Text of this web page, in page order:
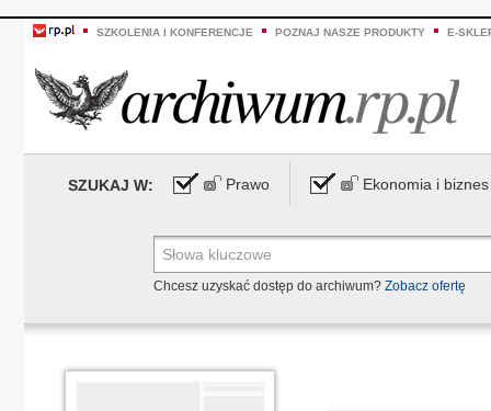
SZKOLENIA I KONFERENCJE POZNAJ NASZE PRODUKTY E-
SZUKAJ W: Prawo Ekonomia i biznes
Chcesz uzyskać dostęp do archiwum? Zobacz ofertę